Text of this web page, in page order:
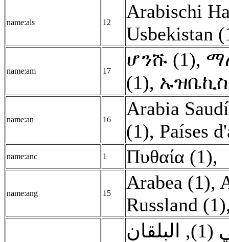
name:als 12
Arabischi
Usbekistan
name:am 17
ሆንሹ (1),
(1),
name:an 16
Arabia
(1), Países
name:anc 1 Πυθαία (1),
name:ang 15
Arabea (1),
Russland (1)
(1)
,
البلقان